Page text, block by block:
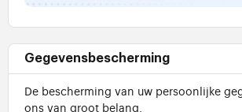
Gegevensbescherming
De bescherming van uw persoonlijke
ons van groot belang.